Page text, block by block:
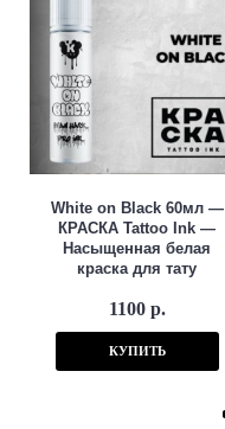
White on Black 60мл —
КРАСКА Tattoo Ink —
Насыщенная белая
краска для тату
1100 р.
КУПИТЬ